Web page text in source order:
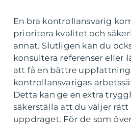
En bra kontrollansvarig
prioritera kvalitet och
annat. Slutligen kan du
konsultera referenser eller
att få en bättre
kontrollansvarigas
Detta kan ge en extra
säkerställa att du väljer rätt
uppdraget. För de som